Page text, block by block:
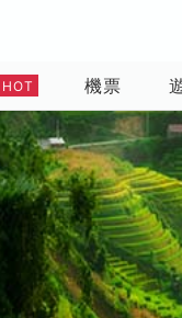
HOT 機票